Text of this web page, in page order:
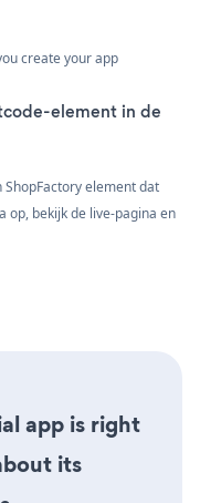
create your app
element in de
ShopFactory element dat
op, bekijk de live-pagina en
app is right
its